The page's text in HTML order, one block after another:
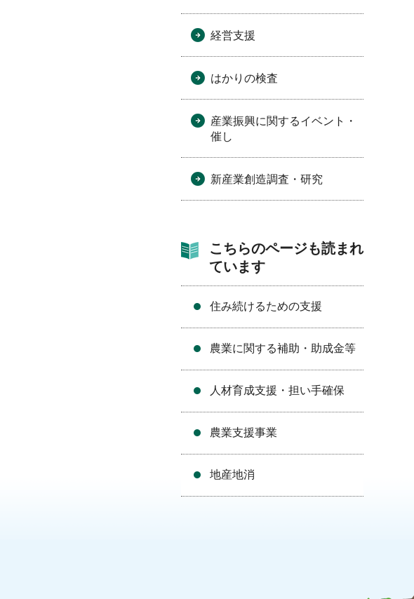
経営支援
はかりの検査
産業振興に関するイベント・
催し
新産業創造調査・研究
こちらのページも読まれ
ています
住み続けるための支援
農業に関する補助・助成金等
人材育成支援・担い手確保
農業支援事業
地産地消